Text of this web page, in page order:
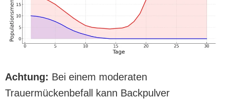
Achtung: Bei einem moderaten
Trauermückenbefall kann Backpulver